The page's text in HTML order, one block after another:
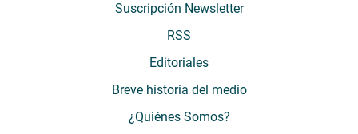
Suscripción Newsletter
RSS
Editoriales
Breve historia del medio
¿Quiénes Somos?